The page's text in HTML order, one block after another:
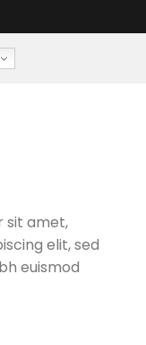
sit amet,
elit, sed
euismod